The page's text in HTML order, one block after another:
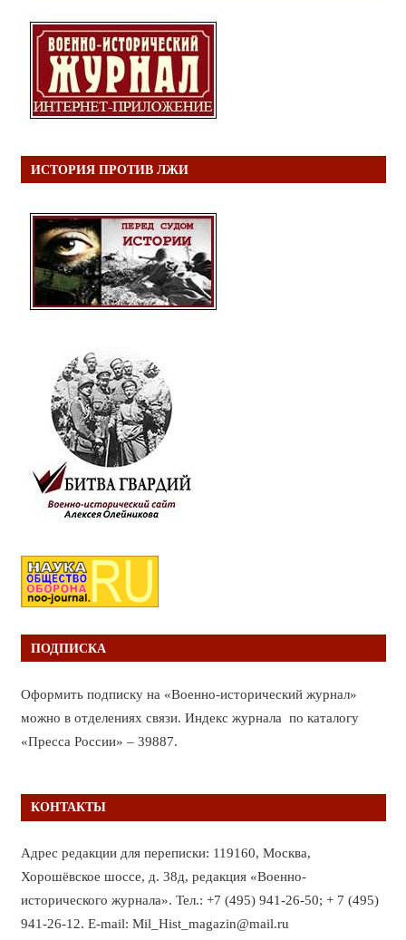
ИСТОРИЯ ПРОТИВ ЛЖИ
ПОДПИСКА
Оформить подписку на «Военно-исторический журнал»
можно в отделениях связи. Индекс журнала по каталогу
«Пресса России» – 39887.
КОНТАКТЫ
Адрес редакции для переписки: 119160, Москва,
Хорошёвское шоссе, д. 38д, редакция «Военно-
исторического журнала». Тел.: +7 (495) 941-26-50; + 7 (495)
941-26-12. E-mail: Mil_Hist_magazin@mail.ru